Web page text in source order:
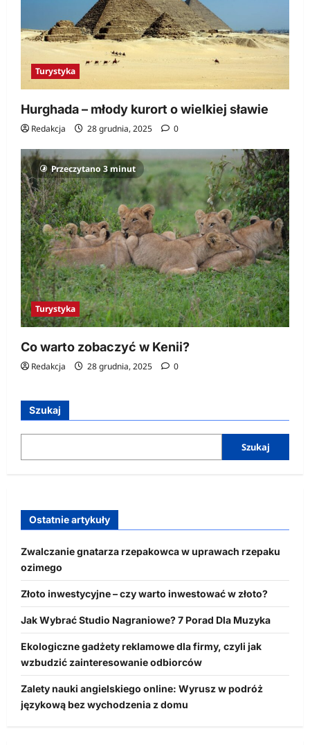
Turystyka
Hurghada – młody kurort o wielkiej sławie
Redakcja 28 grudnia, 2025 0
Przeczytano 3 minut
Turystyka
Co warto zobaczyć w Kenii?
Redakcja 28 grudnia, 2025 0
Szukaj
Szukaj
Ostatnie artykuły
Zwalczanie gnatarza rzepakowca w uprawach rzepaku
ozimego
Złoto inwestycyjne – czy warto inwestować w złoto?
Jak Wybrać Studio Nagraniowe? 7 Porad Dla Muzyka
Ekologiczne gadżety reklamowe dla firmy, czyli jak
wzbudzić zainteresowanie odbiorców
Zalety nauki angielskiego online: Wyrusz w podróż
językową bez wychodzenia z domu